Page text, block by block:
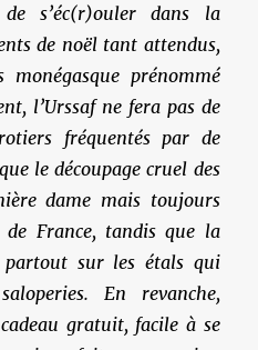
s’éc(r)ouler dans la
de noël tant attendus,
prénommé
l’Urssaf ne fera pas de
fréquentés par de
le découpage cruel des
dame mais toujours
de France, tandis que la
partout sur les étals qui
En revanche,
gratuit, facile à se